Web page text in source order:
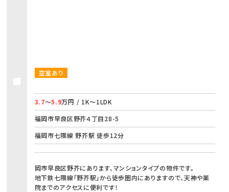
空室あり
3.7～5.9万円 / 1K～1LDK
福岡市早良区野芥４丁目28-5
福岡市七隈線 野芥駅 徒歩12分
岡市早良区野芥にあります、マンションタイプの物件です。
地下鉄七隈線「野芥駅」から徒歩圏内にありますので、天神や薬
院までのアクセスに便利です！